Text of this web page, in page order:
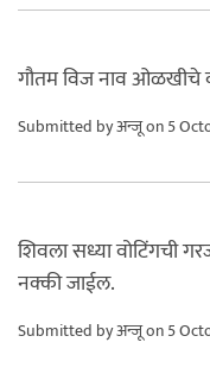
गौतम विज नाव ओळखीचे
Submitted byअन्जूon 5
शिवला सध्या वोटिंगची
नक्की जाईल.
Submitted byअन्जूon 5